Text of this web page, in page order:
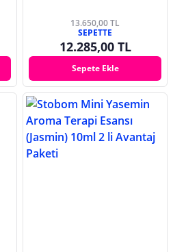
13.650,00 TL
SEPETTE
12.285,00 TL
Sepete Ekle